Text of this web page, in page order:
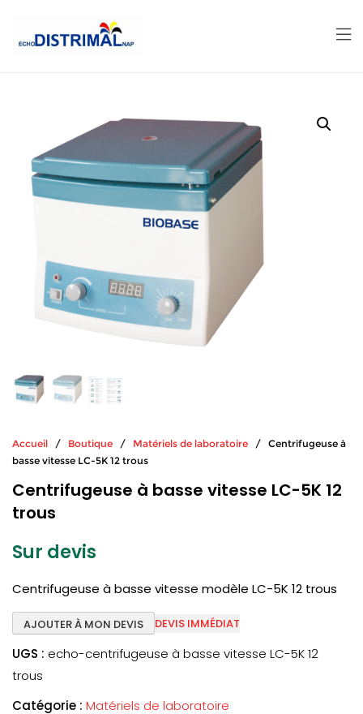
Accueil / Boutique / Matériels de laboratoire / Centrifugeuse à
basse vitesse LC-5K 12 trous
Centrifugeuse à basse vitesse LC-5K 12
trous
Sur devis
Centrifugeuse à basse vitesse modèle LC-5K 12 trous
AJOUTER À MON DEVIS DEVIS IMMÉDIAT
UGS : echo-centrifugeuse à basse vitesse LC-5K 12
trous
Catégorie : Matériels de laboratoire